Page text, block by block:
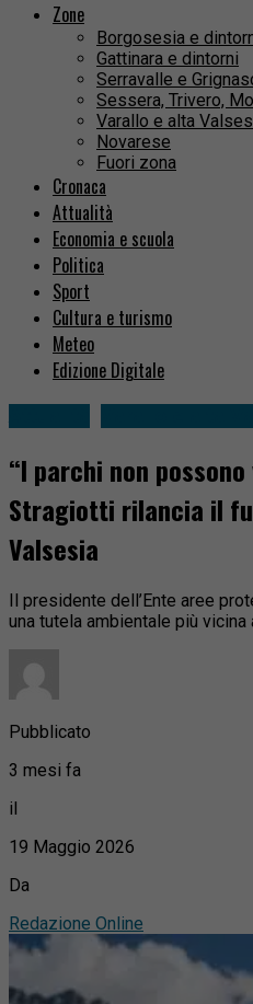
Zone
Borgosesia e
Gattinara e dintorni
Serravalle e
Sessera, Trivero,
Varallo e alta
Novarese
Fuori zona
Cronaca
Attualità
Economia e scuola
Politica
Sport
Cultura e turismo
Meteo
Edizione Digitale
“I parchi non
Stragiotti rilancia il
Valsesia
Il presidente dell’Ente aree
una tutela ambientale più
Pubblicato
3 mesi fa
il
19 Maggio 2026
Da
Redazione Online